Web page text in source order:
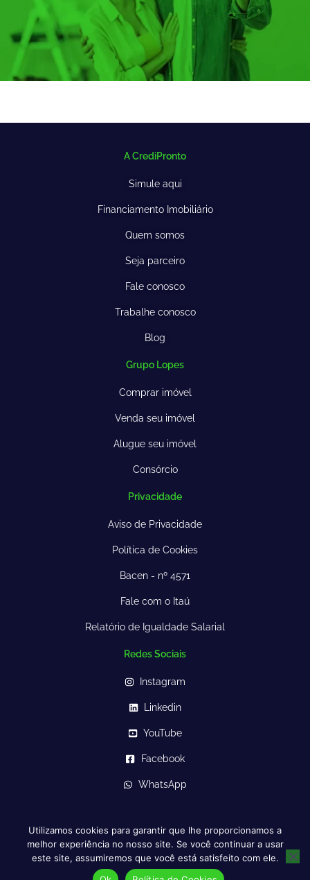
A CrediPronto
Simule aqui
Financiamento Imobiliário
Quem somos
Seja parceiro
Fale conosco
Trabalhe conosco
Blog
Grupo Lopes
Comprar imóvel
Venda seu imóvel
Alugue seu imóvel
Consórcio
Privacidade
Aviso de Privacidade
Política de Cookies
Bacen - nº 4571
Fale com o Itaú
Relatório de Igualdade Salarial
Redes Sociais
Instagram
Linkedin
YouTube
Facebook
WhatsApp
CrediPronto
Olímpia Promoção e Serviços S.A., CNPJ:10.347.366/0001-95
R. Estados Unidos, 2000 – Jardim America – SP
Utilizamos cookies para garantir que lhe proporcionamos a
melhor experiência no nosso site. Se você continuar a usar
este site, assumiremos que você está satisfeito com ele.